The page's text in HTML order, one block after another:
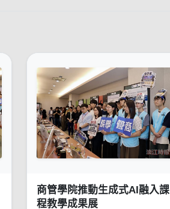
商管學院推動生成式AI融入課
程教學成果展